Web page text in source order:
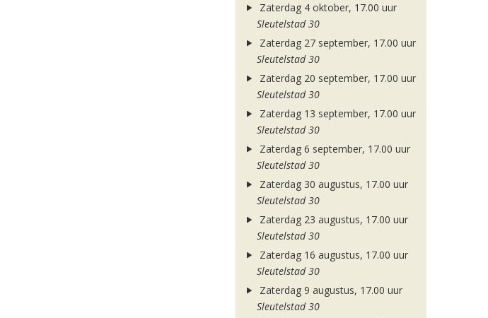
Zaterdag 4 oktober, 17.00 uur
Sleutelstad 30
Zaterdag 27 september, 17.00 uur
Sleutelstad 30
Zaterdag 20 september, 17.00 uur
Sleutelstad 30
Zaterdag 13 september, 17.00 uur
Sleutelstad 30
Zaterdag 6 september, 17.00 uur
Sleutelstad 30
Zaterdag 30 augustus, 17.00 uur
Sleutelstad 30
Zaterdag 23 augustus, 17.00 uur
Sleutelstad 30
Zaterdag 16 augustus, 17.00 uur
Sleutelstad 30
Zaterdag 9 augustus, 17.00 uur
Sleutelstad 30